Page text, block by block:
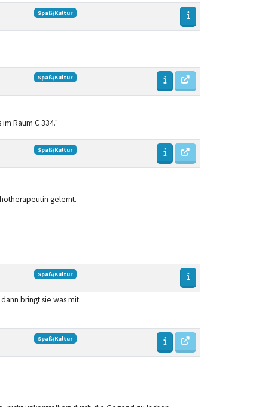
Spaß/Kultur
Spaß/Kultur
Raum C 334."
Spaß/Kultur
gelernt.
Spaß/Kultur
bringt sie was mit.
Spaß/Kultur